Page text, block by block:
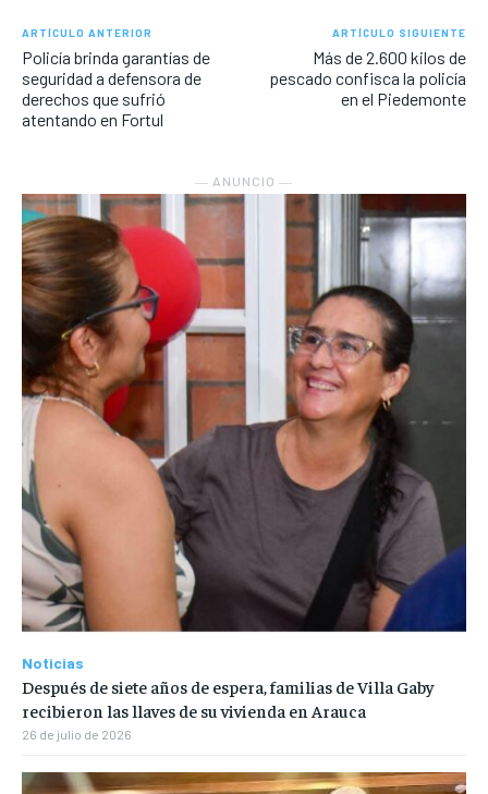
ARTÍCULO ANTERIOR
Policía brinda garantías de
seguridad a defensora de
derechos que sufrió
atentando en Fortul
ARTÍCULO SIGUIENTE
Más de 2.600 kilos de
pescado confisca la policía
en el Piedemonte
― ANUNCIO ―
Noticias
Después de siete años de espera, familias de Villa Gaby
recibieron las llaves de su vivienda en Arauca
26 de julio de 2026